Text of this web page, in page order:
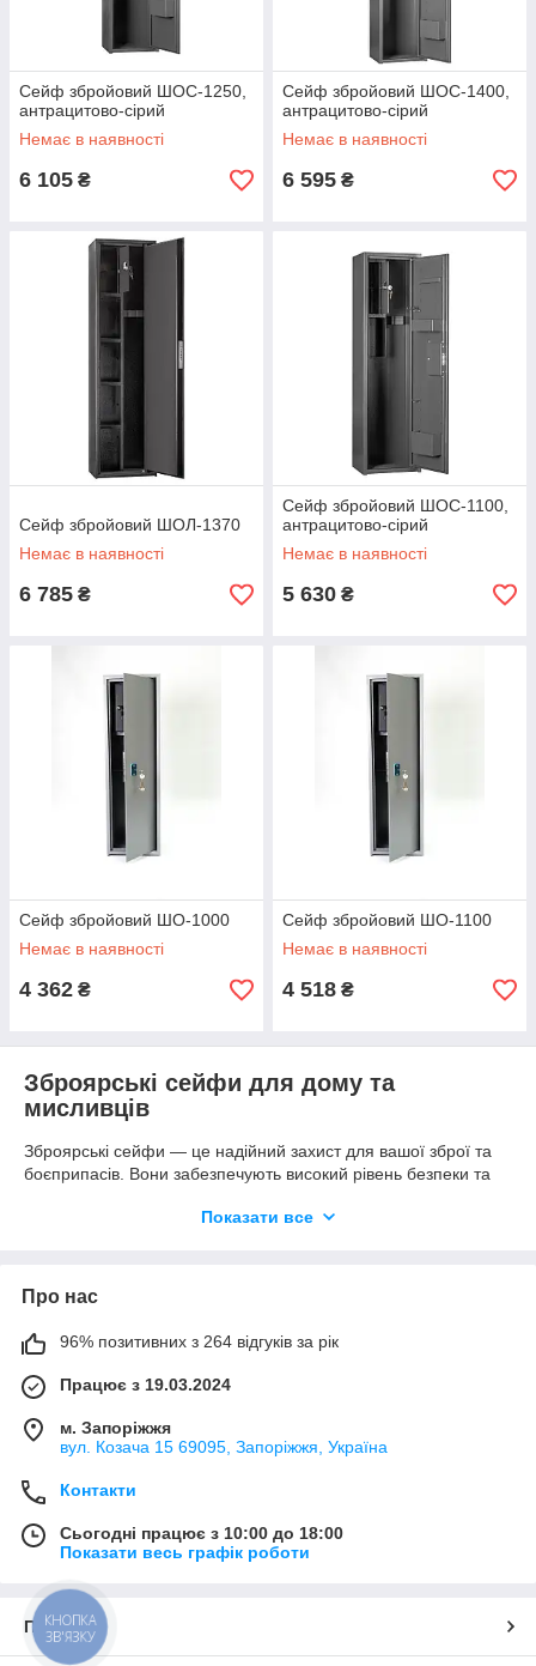
Сейф збройовий ШОС-1250,
антрацитово-сірий
Немає в наявності
6 105 ₴
Сейф збройовий ШОС-1400,
антрацитово-сірий
Немає в наявності
6 595 ₴
Сейф збройовий ШОЛ-1370
Немає в наявності
6 785 ₴
Сейф збройовий ШОС-1100,
антрацитово-сірий
Немає в наявності
5 630 ₴
Сейф збройовий ШО-1000
Немає в наявності
4 362 ₴
Сейф збройовий ШО-1100
Немає в наявності
4 518 ₴
Зброярські сейфи для дому та
мисливців
Зброярські сейфи — це надійний захист для вашої зброї та
боєприпасів. Вони забезпечують високий рівень безпеки та
нашому каталозі представлені моделі різних розмірів і
Компактні та місткі моделі
Міцні корпуси та надійні замки
Надійна конструкція
Кожен зброярський сейф виготовлений із товстого металу з
міцними замками, стійкими до злому. Вони захищають від
Внутрішні відсіки та полиці дозволяють зручно розміщувати
Металевий корпус підвищеної міцності
Роздільники та полиці для зручності зберігання
Замки ключового та комбінованого типу
Для різних цілей
Показати все
Про нас
96% позитивних з 264 відгуків за рік
Працює з 19.03.2024
м. Запоріжжя
вул. Козача 15 69095, Запоріжжя, Україна
Контакти
Сьогодні працює з 10:00 до 18:00
Показати весь графік роботи
Про нас
КНОПКА
ЗВ'ЯЗКУ